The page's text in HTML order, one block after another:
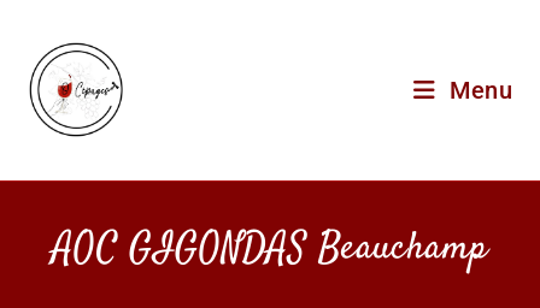
Menu
AOC GIGONDAS Beauchamp